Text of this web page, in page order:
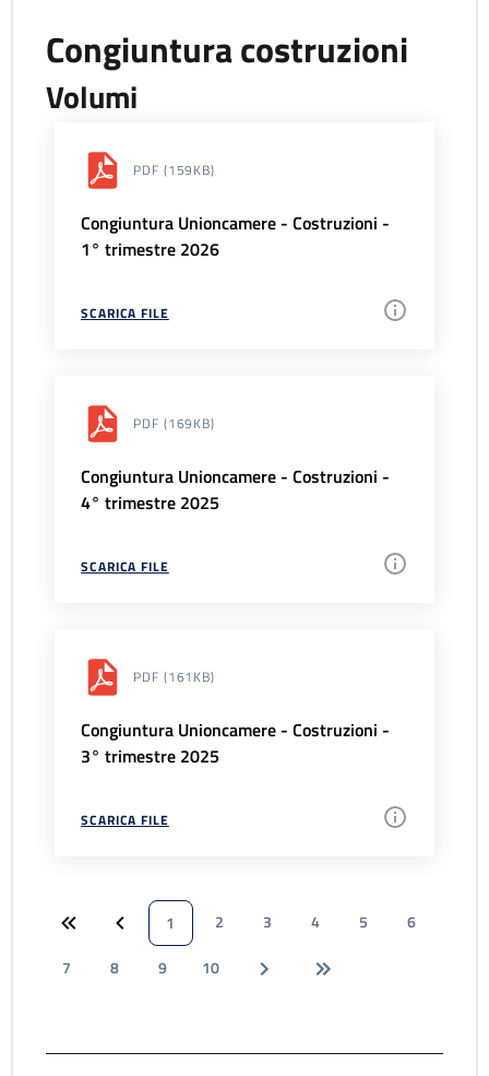
Congiuntura costruzioni
Volumi
PDF (159KB)
Congiuntura Unioncamere - Costruzioni -
1° trimestre 2026
SCARICA FILE
PDF (169KB)
Congiuntura Unioncamere - Costruzioni -
4° trimestre 2025
SCARICA FILE
PDF (161KB)
Congiuntura Unioncamere - Costruzioni -
3° trimestre 2025
SCARICA FILE
1 2 3 4 5
6
7
8 9 10